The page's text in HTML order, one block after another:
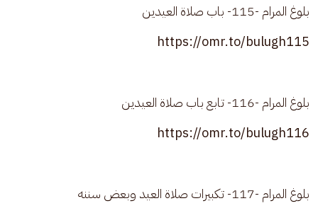
بلوغ المرام -115- باب صلاة العيدين
https://omr.to/bulugh115
بلوغ المرام -116- تابع باب صلاة العيدين
https://omr.to/bulugh116
بلوغ المرام -117- تكبيرات صلاة العيد وبعض سننه